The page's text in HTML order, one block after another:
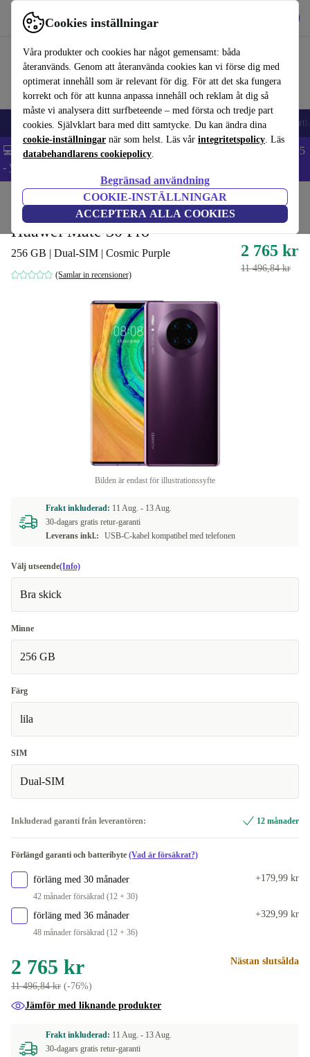
Cookies inställningar
Våra produkter och cookies har något gemensamt: båda
återanvänds. Genom att återanvända cookies kan vi förse dig med
optimerat innehåll som är relevant för dig. För att det ska fungera
korrekt och för att kunna anpassa innehåll och reklam åt dig så
måste vi analysera ditt surfbeteende – med första och tredje part
cookies. Självklart bara med ditt samtycke. Du kan ändra dina
cookie-inställningar när som helst. Läs vår integritetspolicy. Läs
databehandlarens cookiepolicy.
Begränsad användning
COOKIE-INSTÄLLNINGAR
ACCEPTERA ALLA COOKIES
Använd refurbed snabbt och enkelt
🎒 Back to school Mobiltelefoner Bärbara datorer Surfplattor
💻 Extra 5% rabatt på alla MacBooks och laptops - Code: LAPTOP5
- Villkor
Mobiltelefoner & Smartphones Huawei mobiltelefoner
Huawei Mate 30 Pro
256 GB | Dual-SIM | Cosmic Purple
(Samlar in recensioner)
2 765 kr
11 496,84 kr
Bilden är endast för illustrationssyfte
Frakt inkluderad: 11 Aug. - 13 Aug.
30-dagars gratis retur-garanti
Leverans inkl.:
USB-C-kabel kompatibel med telefonen
Välj utseende(Info)
Bra skick
Minne
256 GB
Färg
lila
SIM
Dual-SIM
Inkluderad garanti från leverantören: 12 månader
Förlängd garanti och batteribyte (Vad är försäkrat?)
förläng med 30 månader
42 månader försäkrad (12 + 30)
+179,99 kr
förläng med 36 månader
48 månader försäkrad (12 + 36)
+329,99 kr
2 765 kr
11 496,84 kr (-76%)
Nästan slutsålda
Jämför med liknande produkter
Frakt inkluderad: 11 Aug. - 13 Aug.
30-dagars gratis retur-garanti